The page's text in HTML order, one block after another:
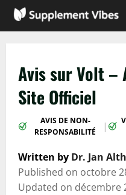
Passer
Avis sur Volt –
Site Officiel
AVIS DE NON-
RESPONSABILITÉ
|
Written by Dr. Jan
Published on octobre
Updated on décembre